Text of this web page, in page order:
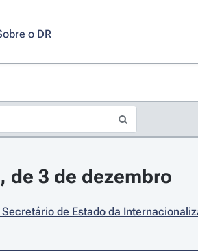
o DR
de 3 de dezembro
de Estado da